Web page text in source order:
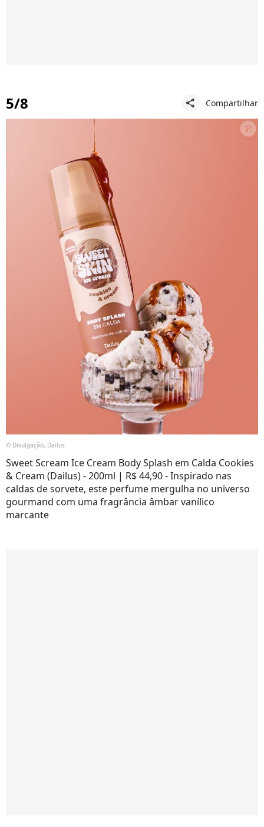
5/8 share Compartilhar
© Divulgação, Dailus
Sweet Scream Ice Cream Body Splash em Calda Cookies
& Cream (Dailus) - 200ml | R$ 44,90 - Inspirado nas
caldas de sorvete, este perfume mergulha no universo
gourmand com uma fragrância âmbar vanílico
marcante